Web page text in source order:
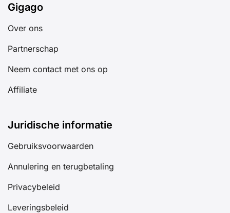
Gigago
Over ons
Partnerschap
Neem contact met ons op
Affiliate
Juridische informatie
Gebruiksvoorwaarden
Annulering en terugbetaling
Privacybeleid
Leveringsbeleid